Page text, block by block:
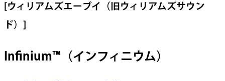
[ウィリアムズエーブイ（旧ウィリアムズサウン
ド）]
Infinium™（インフィニウム）